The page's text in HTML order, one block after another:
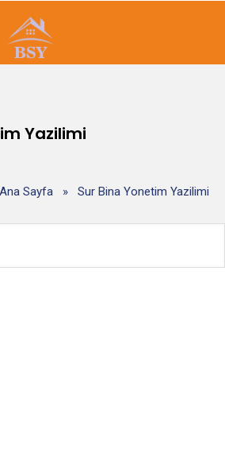
Yazilimi
Ana Sayfa » Sur Bina Yonetim Yazilimi